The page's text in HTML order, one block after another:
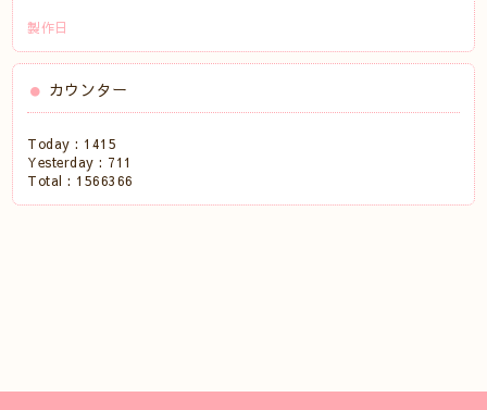
製作日
カウンター
Today : 1415
Yesterday : 711
Total : 1566366